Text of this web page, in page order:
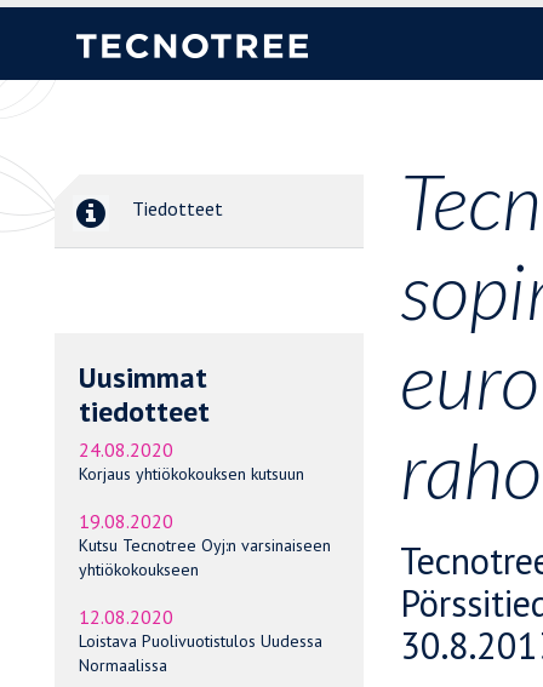
Tiedotteet
Uusimmat
tiedotteet
24.08.2020
Korjaus yhtiökokouksen kutsuun
19.08.2020
Kutsu Tecnotree Oyj:n varsinaiseen
yhtiökokoukseen
12.08.2020
Loistava Puolivuotistulos Uudessa
Normaalissa